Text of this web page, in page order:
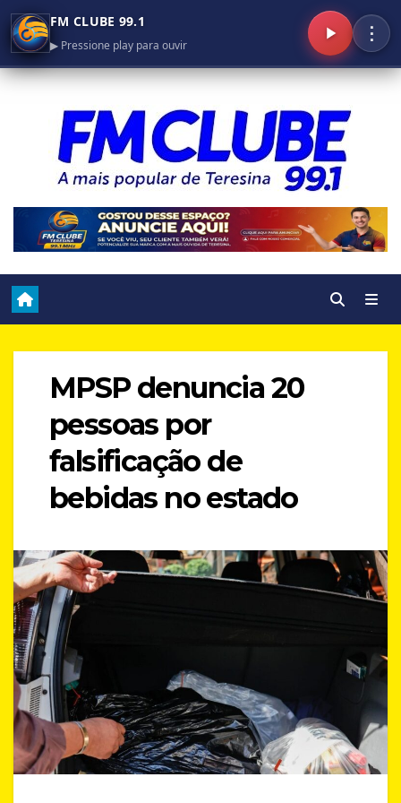
FM CLUBE 99.1
▶ Pressione play para ouvir
⋮